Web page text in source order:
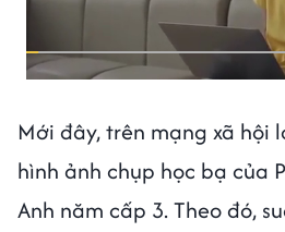
Mới đây, trên mạng xã hội
hình ảnh chụp học bạ của
Anh năm cấp 3. Theo đó,